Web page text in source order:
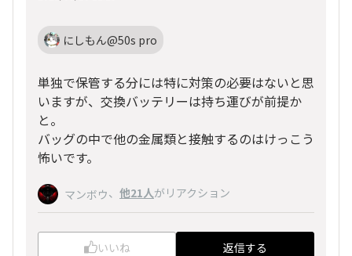
にしもん@50s pro
単独で保管する分には特に対策の必要はないと思
いますが、交換バッテリーは持ち運びが前提か
と。
バッグの中で他の金属類と接触するのはけっこう
怖いです。
マンボウ、 他21人がリアクション
いいね 返信する